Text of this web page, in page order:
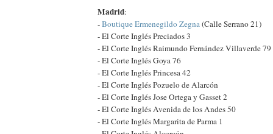
Madrid:
-Boutique Ermenegildo Zegna(Calle Serrano 21)
- El Corte Inglés Preciados 3
- El Corte Inglés Raimundo Fernández Villaverde 79
- El Corte Inglés Goya 76
- El Corte Inglés Princesa 42
- El Corte Inglés Pozuelo de Alarcón
- El Corte Inglés Jose Ortega y Gasset 2
- El Corte Inglés Avenida de los Andes 50
- El Corte Inglés Margarita de Parma 1